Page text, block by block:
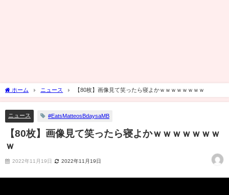
ホーム ニュース 【80枚】画像見て笑ったら寝よかｗｗｗｗｗｗｗｗ
ニュース #EatsMatteosBdaysaMB
【80枚】画像見て笑ったら寝よかｗｗｗｗｗｗｗ
ｗ
2022年11月19日 2022年11月19日